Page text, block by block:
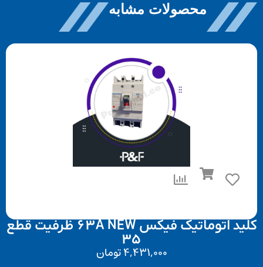
محصولات مشابه
کلید اتوماتیک فیکس 63A NEW ظرفیت قطع
4,431,000تومان